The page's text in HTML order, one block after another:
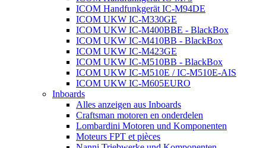
ICOM Handfunkgerät IC-M94DE
ICOM UKW IC-M330GE
ICOM UKW IC-M400BBE - BlackBox
ICOM UKW IC-M410BB - BlackBox
ICOM UKW IC-M423GE
ICOM UKW IC-M510BB - BlackBox
ICOM UKW IC-M510E / IC-M510E-AIS
ICOM UKW IC-M605EURO
Inboards
Alles anzeigen aus Inboards
Craftsman motoren en onderdelen
Lombardini Motoren und Komponenten
Moteurs FPT et pièces